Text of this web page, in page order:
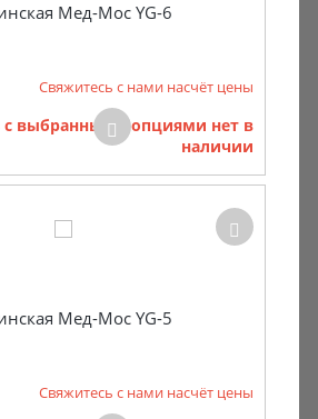
Мед-Мос YG-6
Свяжитесь с нами насчёт цены
с выбранными опциями нет в
наличии
Мед-Мос YG-5
Свяжитесь с нами насчёт цены